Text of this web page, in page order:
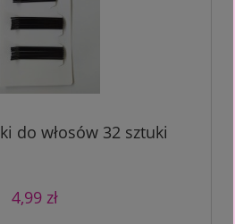
do włosów 32 sztuki
4,99 zł